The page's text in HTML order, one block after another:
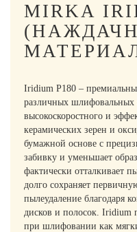
MIRKA
Iridium P180 –
различных
высокоскоростного и
керамических зерен и
бумажной основе с
забивку и уменьшает
фактически отталкивает
долго сохраняет
пылеудаление благодаря
дисков и полосок. Iridium
при шлифовании как